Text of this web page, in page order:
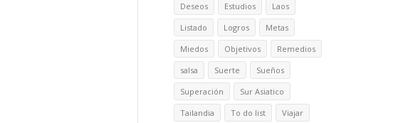
Deseos
Estudios
Laos
Listado
Logros
Metas
Miedos
Objetivos
Remedios
salsa
Suerte
Sueños
Superación
Sur Asiatico
Tailandia
To do list Viajar